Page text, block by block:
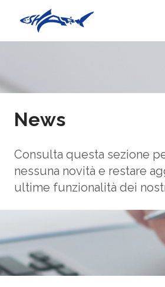
News
Consulta questa sezione
nessuna novità e restare
ultime funzionalità dei